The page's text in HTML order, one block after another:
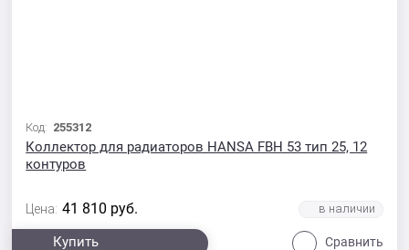
Код: 255312
Коллектор для радиаторов HANSA FBH 53 тип 25, 12
контуров
Цена: 41 810 руб.
Купить Сравнить